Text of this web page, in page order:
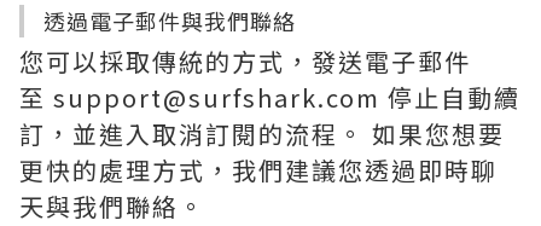
透過電子郵件與我們聯絡
您可以採取傳統的方式，發送電子郵件
至 support@surfshark.com 停止自動續
訂，並進入取消訂閱的流程。 如果您想要
更快的處理方式，我們建議您透過即時聊
天與我們聯絡。